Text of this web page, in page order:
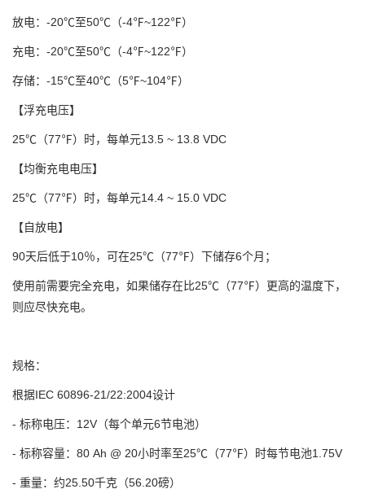
放电：-20℃至50℃（-4℉~122℉）
充电：-20℃至50℃（-4℉~122℉）
存储：-15℃至40℃（5℉~104℉）
【浮充电压】
25℃（77℉）时，每单元13.5 ~ 13.8 VDC
【均衡充电电压】
25℃（77℉）时，每单元14.4 ~ 15.0 VDC
【自放电】
90天后低于10％，可在25℃（77℉）下储存6个月；
使用前需要完全充电，如果储存在比25℃（77℉）更高的温度下，
则应尽快充电。
规格：
根据IEC 60896-21/22:2004设计
- 标称电压：12V（每个单元6节电池）
- 标称容量：80 Ah @ 20小时率至25℃（77℉）时每节电池1.75V
- 重量：约25.50千克（56.20磅）